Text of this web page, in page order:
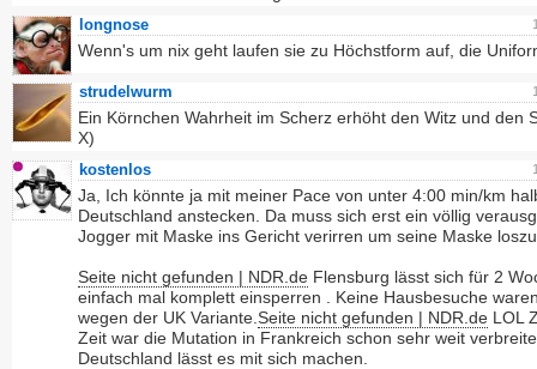
longnose
Wenn's um nix geht laufen sie zu Höchstform auf, die
strudelwurm
Ein Körnchen Wahrheit im Scherz erhöht den Witz und den
X)
kostenlos
Ja, Ich könnte ja mit meiner Pace von unter 4:00 min/km
Deutschland anstecken. Da muss sich erst ein völlig
Jogger mit Maske ins Gericht verirren um seine Maske
Seite nicht gefunden | NDR.de Flensburg lässt sich für 2
einfach mal komplett einsperren . Keine Hausbesuche
wegen der UK Variante. Seite nicht gefunden | NDR.de LOL
Zeit war die Mutation in Frankreich schon sehr weit
Deutschland lässt es mit sich machen.